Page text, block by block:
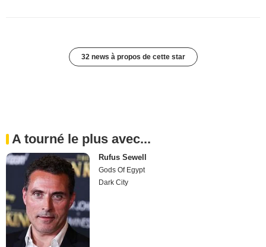
32 news à propos de cette star
A tourné le plus avec...
Rufus Sewell
Gods Of Egypt
Dark City